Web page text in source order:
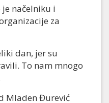
načelniku i
za
dan, jer su
To nam mnogo
Mladen Đurević